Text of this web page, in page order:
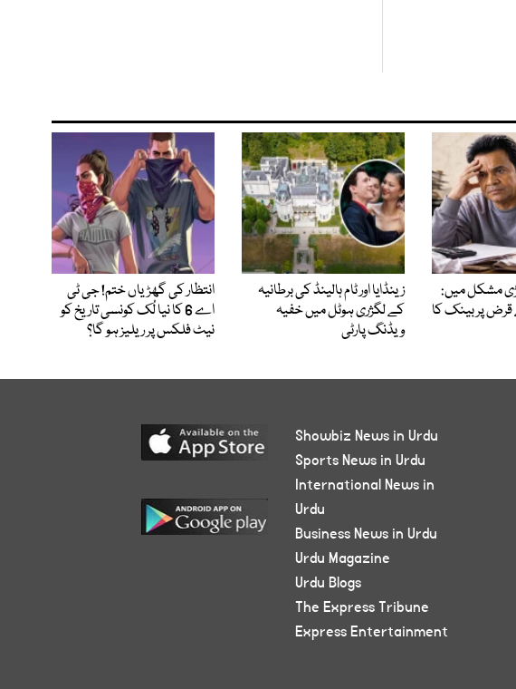
بڑی مشکل میں:
قرض پر بینک کا
زینڈایا اور ٹام ہالینڈ کی برطانیہ
کے لگژری ہوٹل میں خفیہ
ویڈنگ پارٹی
انتظار کی گھڑیاں ختم! جی ٹی
اے 6 کا نیا لُک کونسی تاریخ کو
نیٹ فلکس پر ریلیز ہو گا؟
Showbiz News in Urdu
Sports News in Urdu
International News in
Urdu
Business News in Urdu
Urdu Magazine
Urdu Blogs
The Express Tribune
Express Entertainment